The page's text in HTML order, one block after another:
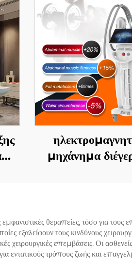
σε
μηχάνημα
θεραπείες, τόσο για τους
εξαλείφουν τους κινδύνους
χειρουργικές επεμβάσεις. Οι
εντατικούς τρόπους ζωής και